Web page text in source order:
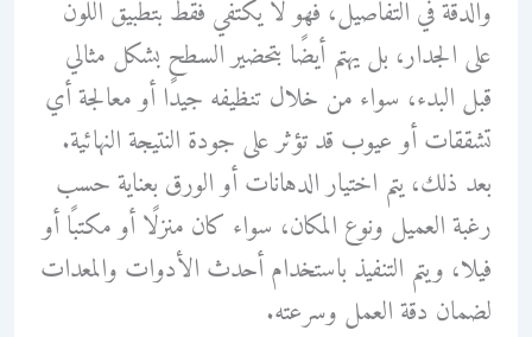
والدقة في التفاصيل، فهو لا يكتفي فقط بتطبيق اللون
على الجدار، بل يهتم أيضًا بتحضير السطح بشكل مثالي
قبل البدء، سواء من خلال تنظيفه جيدًا أو معالجة أي
تشققات أو عيوب قد تؤثر على جودة النتيجة النهائية.
بعد ذلك، يتم اختيار الدهانات أو الورق بعناية حسب
رغبة العميل ونوع المكان، سواء كان منزلًا أو مكتبًا أو
فيلا، ويتم التنفيذ باستخدام أحدث الأدوات والمعدات
لضمان دقة العمل وسرعته.